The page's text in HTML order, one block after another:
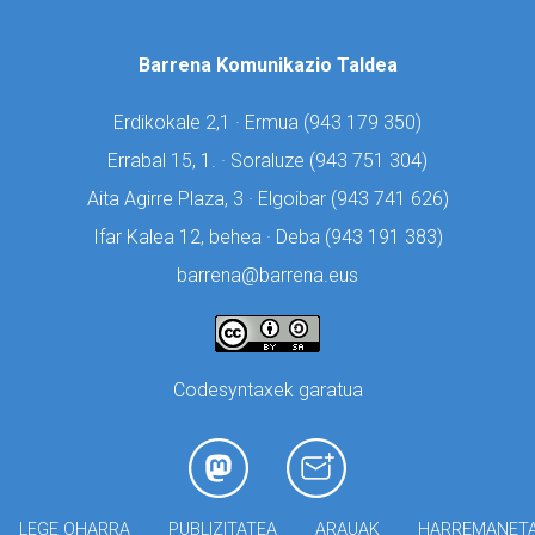
Barrena Komunikazio Taldea
Erdikokale 2,1 · Ermua (943 179 350)
Errabal 15, 1. · Soraluze (943 751 304)
Aita Agirre Plaza, 3 · Elgoibar (943 741 626)
Ifar Kalea 12, behea · Deba (943 191 383)
barrena@barrena.eus
Codesyntaxek garatua
LEGE OHARRA PUBLIZITATEA ARAUAK